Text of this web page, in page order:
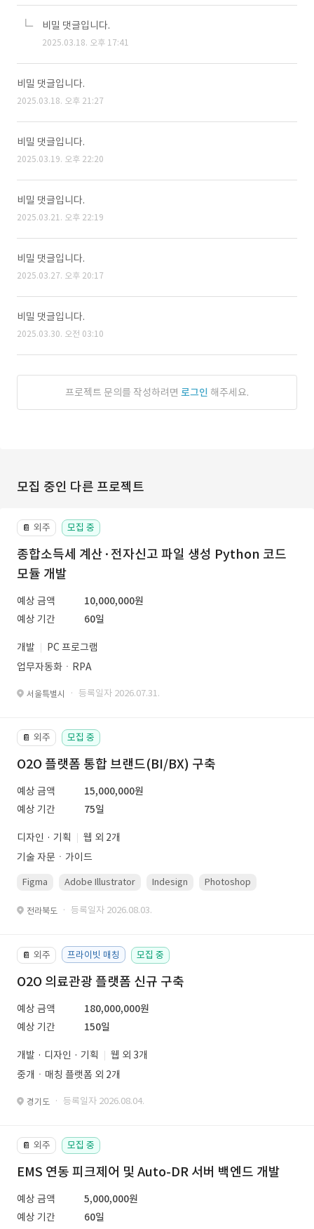
비밀 댓글입니다.
2025.03.18. 오후 17:41
비밀 댓글입니다.
2025.03.18. 오후 21:27
비밀 댓글입니다.
2025.03.19. 오후 22:20
비밀 댓글입니다.
2025.03.21. 오후 22:19
비밀 댓글입니다.
2025.03.27. 오후 20:17
비밀 댓글입니다.
2025.03.30. 오전 03:10
프로젝트 문의를 작성하려면 로그인 해주세요.
모집 중인 다른 프로젝트
📔 외주 모집 중
종합소득세 계산·전자신고 파일 생성 Python 코드
모듈 개발
예상 금액
10,000,000원
예상 기간
60일
개발
PC 프로그램
업무자동화ㆍRPA
서울특별시 · 등록일자 2026.07.31.
📔 외주 모집 중
O2O 플랫폼 통합 브랜드(BI/BX) 구축
예상 금액
15,000,000원
예상 기간
75일
디자인 · 기획
웹 외 2개
기술 자문ㆍ가이드
Figma Adobe Illustrator Indesign Photoshop
전라북도 · 등록일자 2026.08.03.
📔 외주 프라이빗 매칭 모집 중
O2O 의료관광 플랫폼 신규 구축
예상 금액
180,000,000원
예상 기간
150일
개발 · 디자인 · 기획
웹 외 3개
중개ㆍ매칭 플랫폼 외 2개
경기도 · 등록일자 2026.08.04.
📔 외주 모집 중
EMS 연동 피크제어 및 Auto-DR 서버 백엔드 개발
예상 금액
5,000,000원
예상 기간
60일